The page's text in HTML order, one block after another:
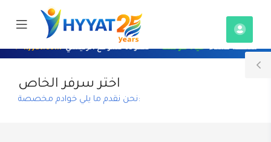
منطقة عملاء حياة هوست — للعودة للموقع الرئيسي hyyat.com ←
Mobile
Menu
帳
戶
اختر سرفر الخاص
نحن نقدم ما يلي خوادم مخصصة: